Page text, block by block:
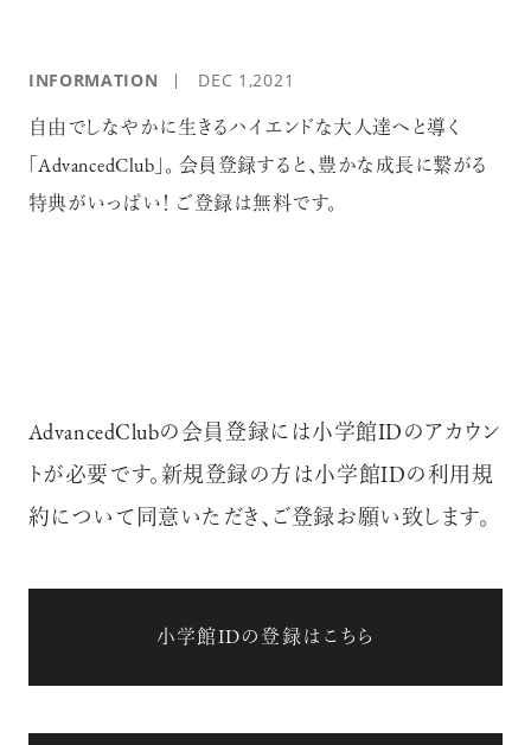
INFORMATION DEC 1,2021
自由でしなやかに生きるハイエンドな大人達へと導く
「AdvancedClub」。 会員登録すると、豊かな成長に繋がる
特典がいっぱい！ ご登録は無料です。
AdvancedClubの会員登録には小学館IDのアカウン
トが必要です。新規登録の方は小学館IDの利用規
約について同意いただき、ご登録お願い致します。
小学館IDの登録はこちら